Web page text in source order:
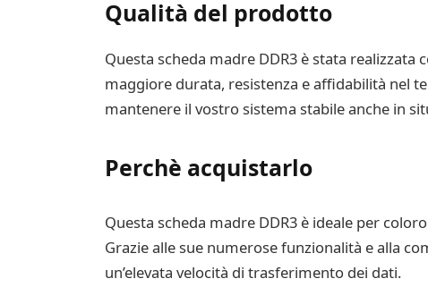
Qualità del prodotto
Questa scheda madre DDR3 è stata
maggiore durata, resistenza e affidabilità nel
mantenere il vostro sistema stabile anche in
Perchè acquistarlo
Questa scheda madre DDR3 è ideale per
Grazie alle sue numerose funzionalità e alla
un’elevata velocità di trasferimento dei dati.